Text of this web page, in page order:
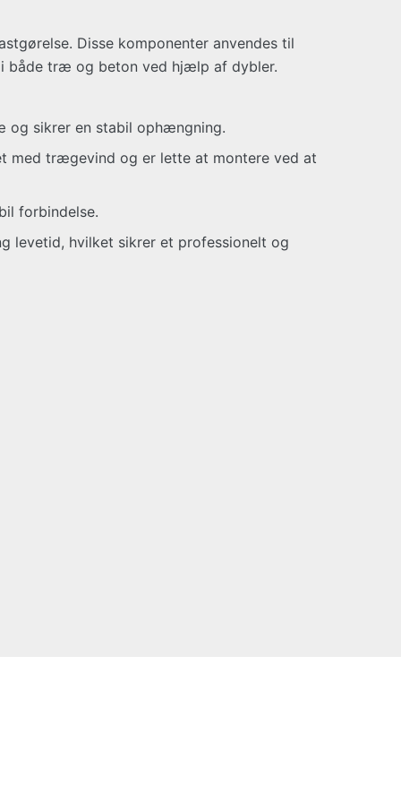
Disse komponenter anvendes til
både træ og beton ved hjælp af dybler.
og sikrer en stabil ophængning.
med trægevind og er lette at montere ved at
forbindelse.
levetid, hvilket sikrer et professionelt og